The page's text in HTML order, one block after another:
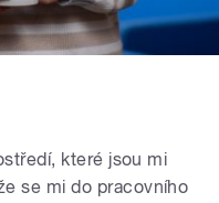
které jsou mi
se mi do pracovního